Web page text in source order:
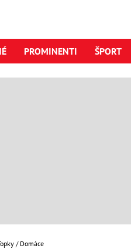
PROMINENTI ŠPORT
Domáce